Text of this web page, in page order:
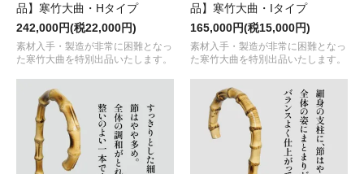
品】寒竹大曲・Hタイプ
242,000円(税22,000円)
素材入手・製造が非常に困難となっ
た寒竹大曲を特別出品いたします。
品】寒竹大曲・Iタイプ
165,000円(税15,000円)
素材入手・製造が非常に困難となっ
た寒竹大曲を特別出品いたします。